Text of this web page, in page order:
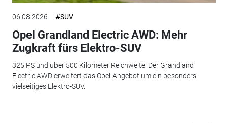
06.08.2026 #SUV
Opel Grandland Electric AWD: Mehr
Zugkraft fürs Elektro-SUV
325 PS und über 500 Kilometer Reichweite: Der Grandland
Electric AWD erweitert das Opel-Angebot um ein besonders
vielseitiges Elektro-SUV.